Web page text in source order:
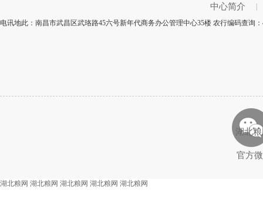
中心简介
电讯地此：南昌市武昌区武珞路45六号新年代商务办公管理中心35楼 农行编码查询
湖北
官方
湖北粮网 湖北粮网 湖北粮网 湖北粮网 湖北粮网